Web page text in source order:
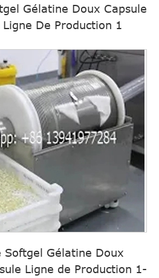
Gélatine Doux Capsule
De Production 1
Softgel Gélatine Doux
Ligne de Production 1-